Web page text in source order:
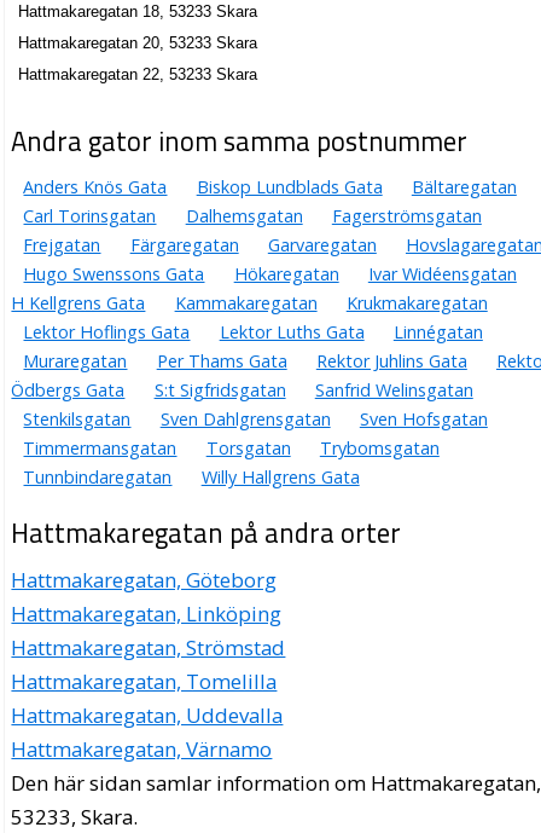
Hattmakaregatan 18, 53233 Skara
Hattmakaregatan 20, 53233 Skara
Hattmakaregatan 22, 53233 Skara
Andra gator inom samma postnummer
Anders Knös Gata Biskop Lundblads Gata
Bältaregatan
Carl Torinsgatan
Dalhemsgatan
Fagerströmsgatan
Frejgatan
Färgaregatan Garvaregatan
Hugo Swenssons Gata
Hökaregatan
Ivar Widéensgatan
H Kellgrens Gata
Kammakaregatan
Krukmakaregatan
Lektor Hoflings Gata
Lektor Luths Gata
Linnégatan
Muraregatan
Per Thams Gata Rektor Juhlins Gata
Ödbergs Gata
S:t Sigfridsgatan
Sanfrid Welinsgatan
Stenkilsgatan
Sven Dahlgrensgatan
Sven Hofsgatan
Timmermansgatan
Torsgatan
Trybomsgatan
Tunnbindaregatan
Willy Hallgrens Gata
Hattmakaregatan på andra orter
Hattmakaregatan, Göteborg
Hattmakaregatan, Linköping
Hattmakaregatan, Strömstad
Hattmakaregatan, Tomelilla
Hattmakaregatan, Uddevalla
Hattmakaregatan, Värnamo
Den här sidan samlar information om Hattmakaregatan,
53233, Skara.